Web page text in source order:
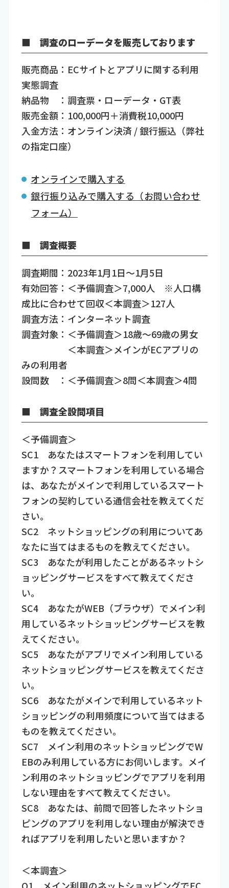
■ 調査のローデータを販売しております
販売商品：ECサイトとアプリに関する利用
実態調査
納品物 ：調査票・ローデータ・GT表
販売金額：100,000円＋消費税10,000円
入金方法：オンライン決済 / 銀行振込（弊社
の指定口座）
オンラインで購入する
銀行振り込みで購入する（お問い合わせ
フォーム）
■ 調査概要
調査期間：2023年1月1日～1月5日
有効回答：＜予備調査＞7,000人 ※人口構
成比に合わせて回収＜本調査＞127人
調査方法：インターネット調査
調査対象：＜予備調査＞18歳～69歳の男女
＜本調査＞メインがECアプリの
みの利用者
設問数 ：＜予備調査＞8問＜本調査＞4問
■ 調査全設問項目
＜予備調査＞
SC1 あなたはスマートフォンを利用してい
ますか？スマートフォンを利用している場合
は、あなたがメインで利用しているスマート
フォンの契約している通信会社を教えてくだ
さい。
SC2 ネットショッピングの利用についてあ
なたに当てはまるものを教えてください。
SC3 あなたが利用したことがあるネットシ
ョッピングサービスをすべて教えてくださ
い。
SC4 あなたがWEB（ブラウザ）でメイン利
用しているネットショッピングサービスを教
えてください。
SC5 あなたがアプリでメイン利用している
ネットショッピングサービスを教えてくださ
い。
SC6 あなたがメインで利用しているネット
ショッピングの利用頻度について当てはまる
ものを教えてください。
SC7 メイン利用のネットショッピングでW
EBのみ利用している方にお伺いします。メイ
ン利用のネットショッピングでアプリを利用
しない理由をすべて教えてください。
SC8 あなたは、前問で回答したネットショ
ピングのアプリを利用しない理由が解決でき
ればアプリを利用したいと思いますか？
＜本調査＞